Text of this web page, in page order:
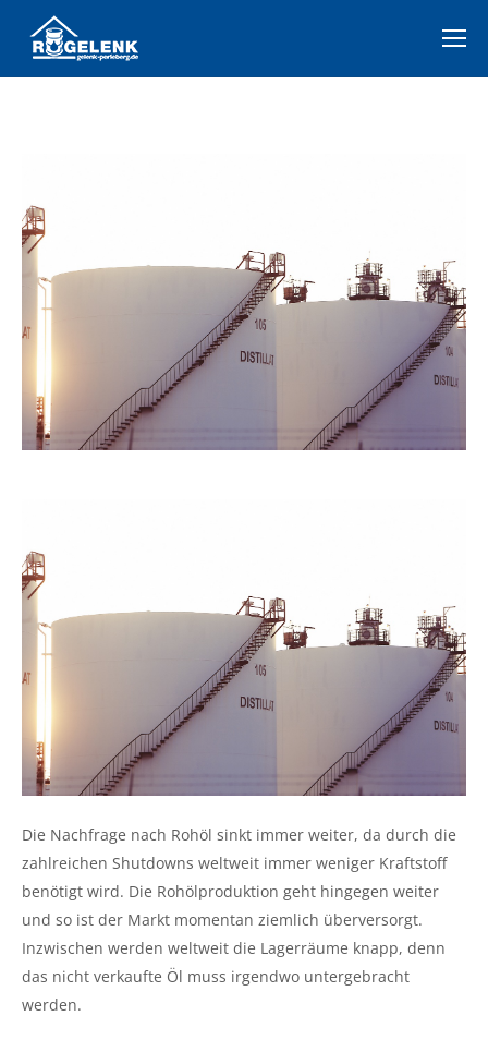
Die Nachfrage nach Rohöl sinkt immer weiter, da durch die
zahlreichen Shutdowns weltweit immer weniger Kraftstoff
benötigt wird. Die Rohölproduktion geht hingegen weiter
und so ist der Markt momentan ziemlich überversorgt.
Inzwischen werden weltweit die Lagerräume knapp, denn
das nicht verkaufte Öl muss irgendwo untergebracht
werden.